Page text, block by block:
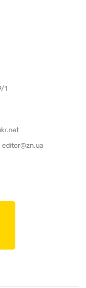
1
editor@zn.ua